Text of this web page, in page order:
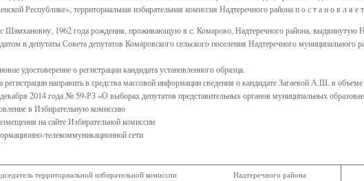
Республике», территориальная избирательная комиссия Надтеречного района п о с т а н о в л я е
Шамхановну, 1962 года рождения, проживающую в с. Комарово, Надтеречного района,
в депутаты Совета депутатов Комаровского сельского поселения Надтеречного муниципального
удостоверение о регистрации кандидата установленного образца.
направить в средства массовой информации сведения о кандидате Загаевой А.Ш. в
2014 года № 59-РЗ «О выборах депутатов представительных органов муниципальных
в Избирательную комиссию
на сайте Избирательной комиссии
телекоммуникационной сети
избирательной комиссии Надтеречного района